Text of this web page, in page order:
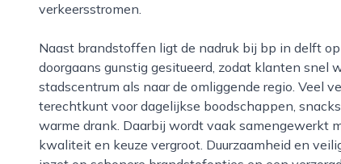
verkeersstromen.
Naast brandstoffen ligt de nadruk bij bp in delft op gemak en bereikbaarheid. De locatie is
doorgaans gunstig gesitueerd, zodat klanten snel
stadscentrum als naar de omliggende regio. Veel
terechtkunt voor dagelijkse boodschappen,
warme drank. Daarbij wordt vaak samengewerkt
kwaliteit en keuze vergroot. Duurzaamheid en